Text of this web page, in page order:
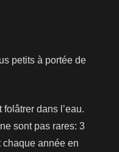
petits à portée de
dans l’eau.
sont pas rares: 3
chaque année en